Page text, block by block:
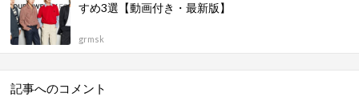
すめ3選【動画付き・最新版】
grmsk
記事へのコメント